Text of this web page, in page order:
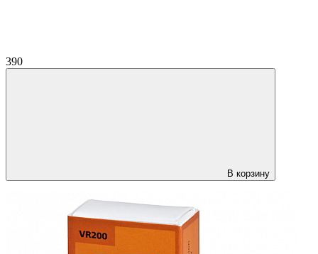
390
В корзину